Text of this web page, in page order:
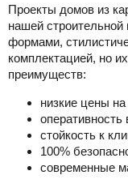
Проекты домов из
нашей
формами,
комплектацией, но
преимуществ:
низкие цены
оперативность
стойкость к
100%
современные